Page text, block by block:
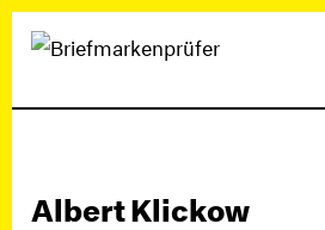
Albert Klickow